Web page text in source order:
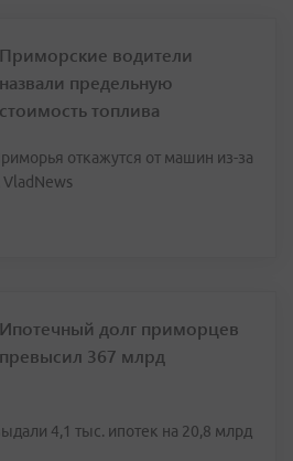
Приморские водители
назвали предельную
стоимость топлива
откажутся от машин из-за
Ипотечный долг приморцев
превысил 367 млрд
4,1 тыс. ипотек на 20,8 млрд